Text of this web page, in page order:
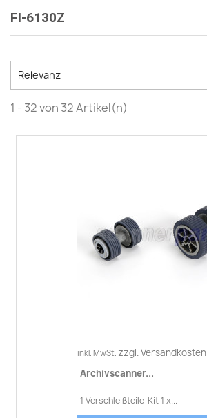
FI-6130Z
Relevanz
1 - 32 von 32 Artikel(n)
inkl. MwSt. zzgl. Versandkosten
Archivscanner...
1 Verschleißteile-Kit 1 x...